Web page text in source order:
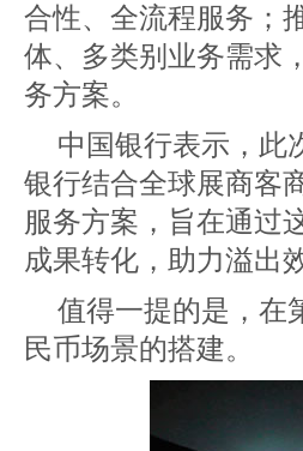
合性、全流程服务；
体、多类别业务需求
务方案。
中国银行表示，此
银行结合全球展商客
服务方案，旨在通过
成果转化，助力溢出
值得一提的是，在
民币场景的搭建。